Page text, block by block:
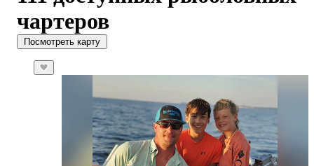
чартеров
Посмотреть карту